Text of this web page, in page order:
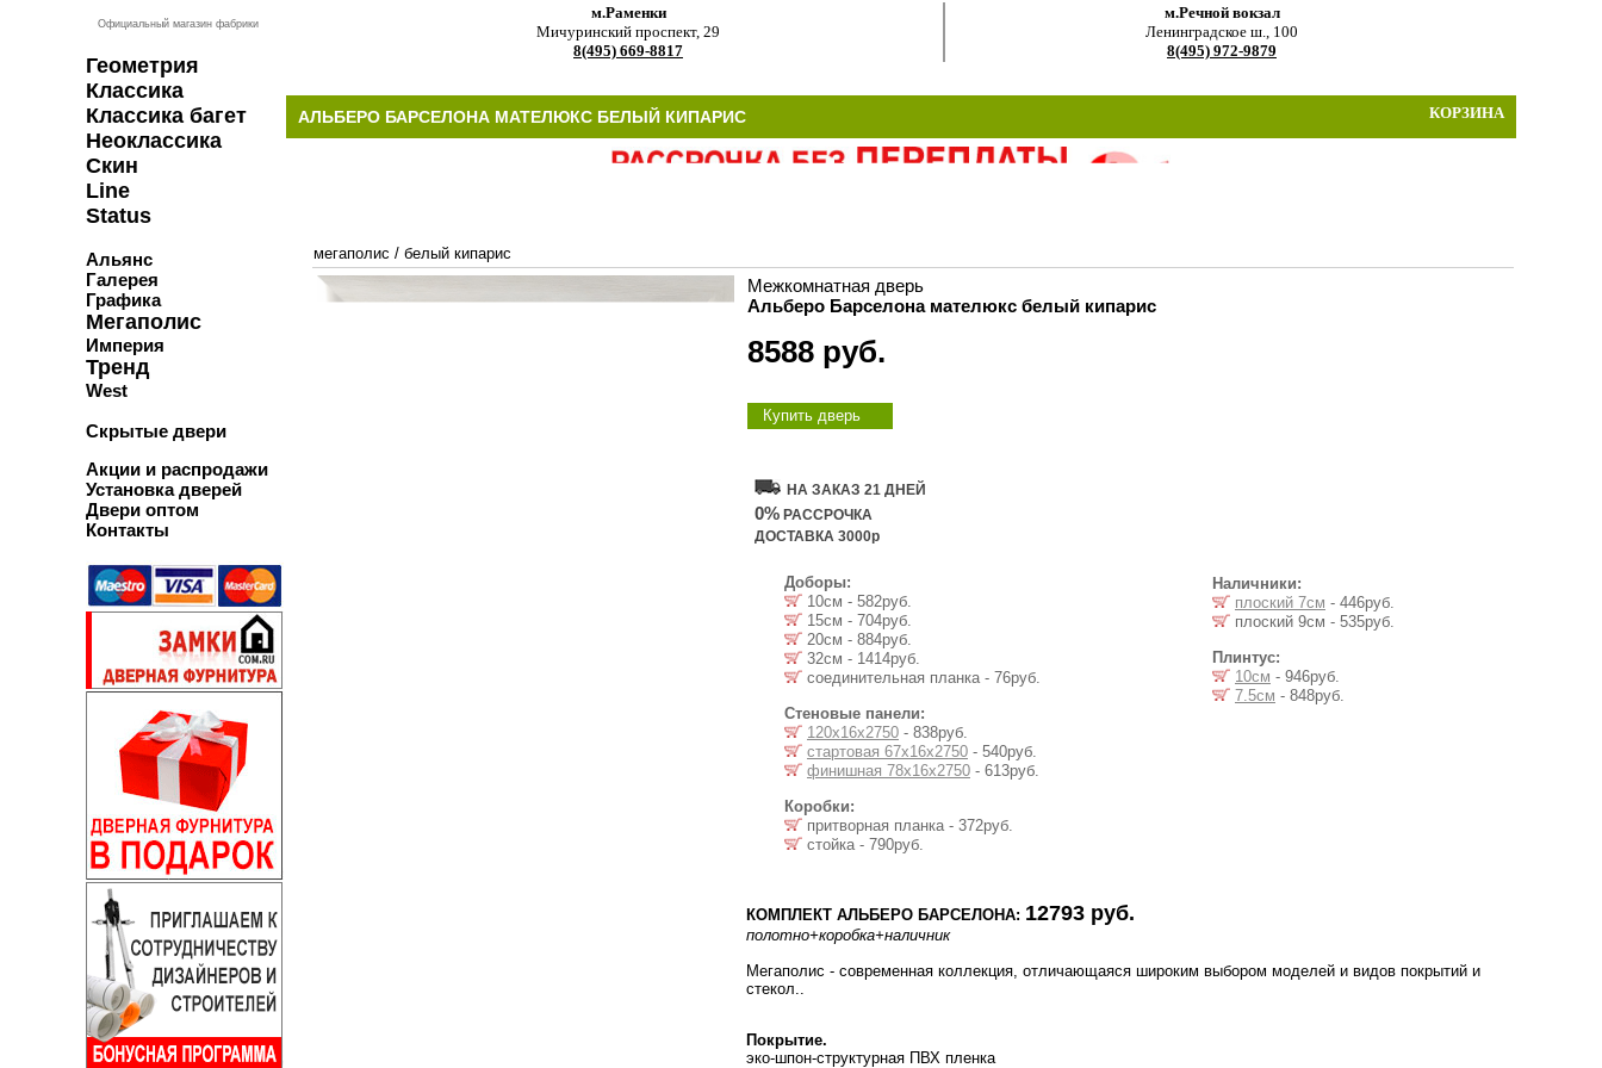
Официальный магазин фабрики
Геометрия
Классика
Классика багет
Неоклассика
Скин
Line
Status
Альянс
Галерея
Графика
Мегаполис
Империя
Тренд
West
Скрытые двери
Акции и распродажи
Установка дверей
Двери оптом
Контакты
м.Раменки
Мичуринский проспект, 29
8(495) 669-8817
м.Речной вокзал
Ленинградское ш., 100
8(495) 972-9879
КОРЗИНА
АЛЬБЕРО БАРСЕЛОНА МАТЕЛЮКС БЕЛЫЙ КИПАРИС
мегаполис / белый кипарис
Межкомнатная дверь
Альберо Барселона мателюкс белый кипарис
8588 руб.
Купить дверь
НА ЗАКАЗ 21 ДНЕЙ
0% РАССРОЧКА
ДОСТАВКА 3000р
Доборы:
10см - 582руб.
15см - 704руб.
20см - 884руб.
32см - 1414руб.
соединительная планка - 76руб.
Стеновые панели:
120х16х2750 - 838руб.
стартовая 67х16х2750 - 540руб.
финишная 78х16х2750 - 613руб.
Коробки:
притворная планка - 372руб.
стойка - 790руб.
Наличники:
плоский 7см - 446руб.
плоский 9см - 535руб.
Плинтус:
10см - 946руб.
7.5см - 848руб.
КОМПЛЕКТ АЛЬБЕРО БАРСЕЛОНА: 12793 руб.
полотно+коробка+наличник
Мегаполис - современная коллекция, отличающаяся широким выбором моделей и видов покрытий и
стекол..
Покрытие.
эко-шпон-структурная ПВХ пленка